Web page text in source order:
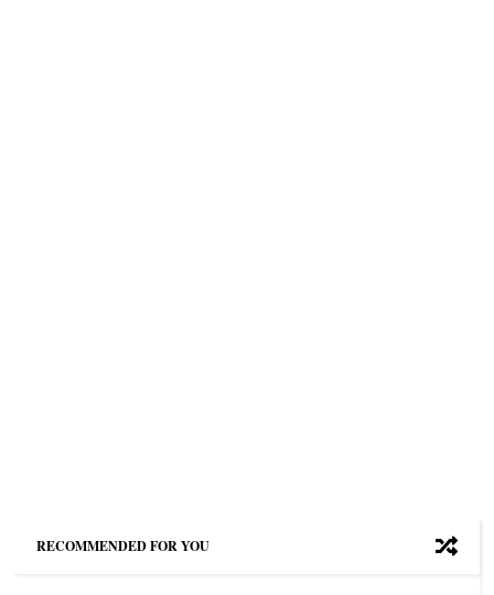
RECOMMENDED FOR YOU